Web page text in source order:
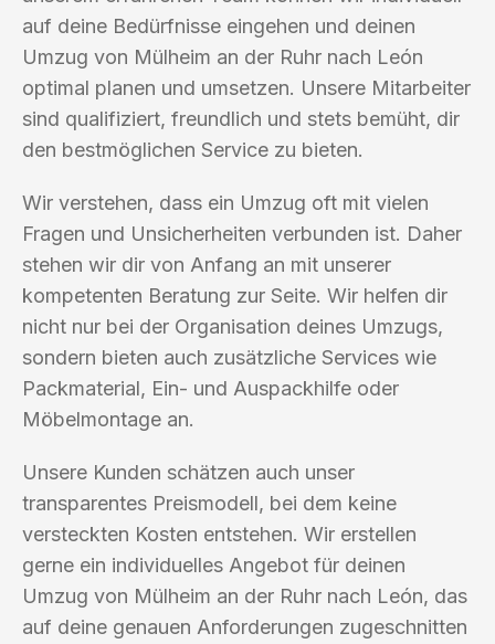
auf deine Bedürfnisse eingehen und deinen
Umzug von Mülheim an der Ruhr nach León
optimal planen und umsetzen. Unsere Mitarbeiter
sind qualifiziert, freundlich und stets bemüht, dir
den bestmöglichen Service zu bieten.
Wir verstehen, dass ein Umzug oft mit vielen
Fragen und Unsicherheiten verbunden ist. Daher
stehen wir dir von Anfang an mit unserer
kompetenten Beratung zur Seite. Wir helfen dir
nicht nur bei der Organisation deines Umzugs,
sondern bieten auch zusätzliche Services wie
Packmaterial, Ein- und Auspackhilfe oder
Möbelmontage an.
Unsere Kunden schätzen auch unser
transparentes Preismodell, bei dem keine
versteckten Kosten entstehen. Wir erstellen
gerne ein individuelles Angebot für deinen
Umzug von Mülheim an der Ruhr nach León, das
auf deine genauen Anforderungen zugeschnitten